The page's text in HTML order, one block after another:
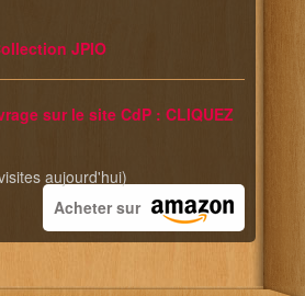
JPIO
sur le site CdP : CLIQUEZ
aujourd'hui)
Acheter sur